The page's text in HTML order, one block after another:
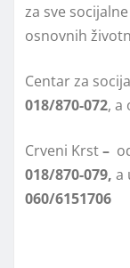
za sve
osnovnih
Centar za
018/870-072, a
Crveni Krst–
018/870-079, a
060/6151706